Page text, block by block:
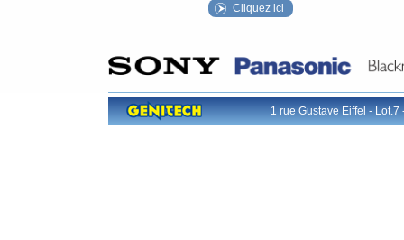
Cliquez ici
1 rue Gustave Eiffel -